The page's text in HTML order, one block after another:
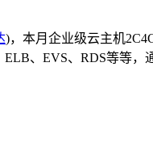
)，本月企业级云主机
、EVS、RDS等等